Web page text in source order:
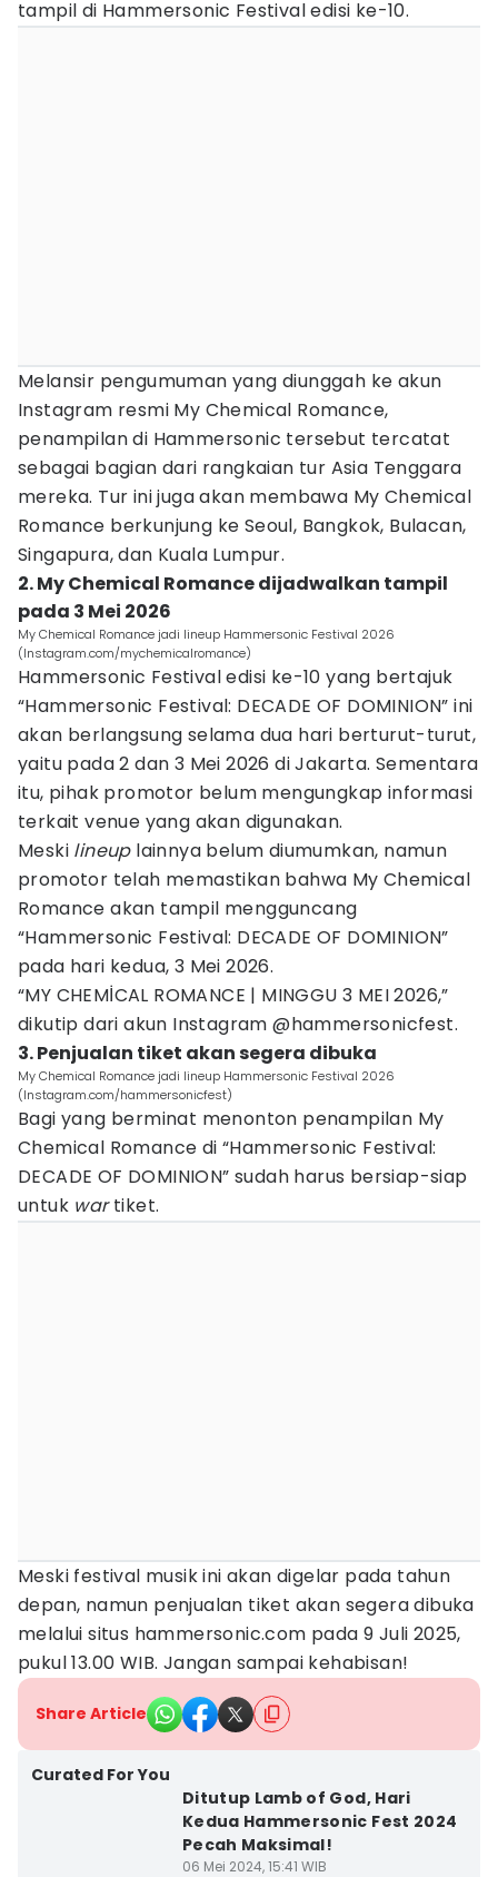
tampil di Hammersonic Festival edisi ke-10.
Melansir pengumuman yang diunggah ke akun
Instagram resmi My Chemical Romance,
penampilan di Hammersonic tersebut tercatat
sebagai bagian dari rangkaian tur Asia Tenggara
mereka. Tur ini juga akan membawa My Chemical
Romance berkunjung ke Seoul, Bangkok, Bulacan,
Singapura, dan Kuala Lumpur.
2. My Chemical Romance dijadwalkan tampil
pada 3 Mei 2026
My Chemical Romance jadi lineup Hammersonic Festival 2026
(Instagram.com/mychemicalromance)
Hammersonic Festival edisi ke-10 yang bertajuk
“Hammersonic Festival: DECADE OF DOMINION” ini
akan berlangsung selama dua hari berturut-turut,
yaitu pada 2 dan 3 Mei 2026 di Jakarta. Sementara
itu, pihak promotor belum mengungkap informasi
terkait venue yang akan digunakan.
Meski lineuplainnya belum diumumkan, namun
promotor telah memastikan bahwa My Chemical
Romance akan tampil mengguncang
“Hammersonic Festival: DECADE OF DOMINION”
pada hari kedua, 3 Mei 2026.
“MY CHEMİCAL ROMANCE | MINGGU 3 MEI 2026,”
dikutip dari akun Instagram @hammersonicfest.
3. Penjualan tiket akan segera dibuka
My Chemical Romance jadi lineup Hammersonic Festival 2026
(Instagram.com/hammersonicfest)
Bagi yang berminat menonton penampilan My
Chemical Romance di “Hammersonic Festival:
DECADE OF DOMINION” sudah harus bersiap-siap
untuk wartiket.
Meski festival musik ini akan digelar pada tahun
depan, namun penjualan tiket akan segera dibuka
melalui situs hammersonic.com pada 9 Juli 2025,
pukul 13.00 WIB. Jangan sampai kehabisan!
Share Article
Curated For You
Ditutup Lamb of God, Hari
Kedua Hammersonic Fest 2024
Pecah Maksimal!
06 Mei 2024, 15:41 WIB